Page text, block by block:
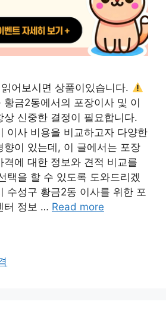
어보시면 상품이있습니다.
금2동에서의 포장이사 및 이
상 신중한 결정이 필요합니다.
이사 비용을 비교하고자 다양한
향이 있는데, 이 글에서는 포장
격에 대한 정보와 견적 비교를
택을 할 수 있도록 도와드리겠
수성구 황금2동 이사를 위한 포
터 정보 … Read more